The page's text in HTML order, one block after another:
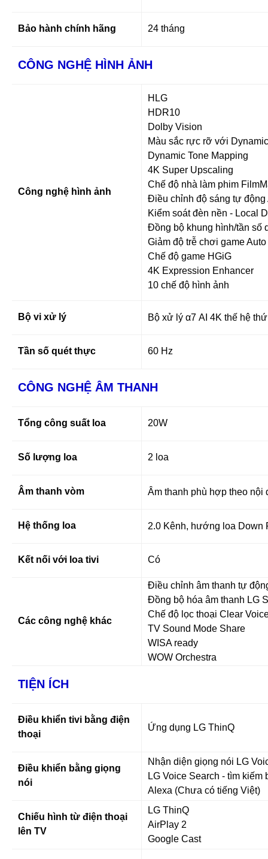
Bảo hành chính hãng 24 tháng
CÔNG NGHỆ HÌNH ẢNH
Công nghệ hình ảnh
HLG
HDR10
Dolby Vision
Màu sắc rực rỡ với
Dynamic Tone Mapping
4K Super Upscaling
Chế độ nhà làm phim
Điều chỉnh độ sáng tự động
Kiểm soát đèn nền - Local
Đồng bộ khung hình/tần số
Giảm độ trễ chơi game
Chế độ game HGiG
4K Expression Enhancer
10 chế độ hình ảnh
Bộ vi xử lý Bộ xử lý α7 AI 4K thế hệ
Tần số quét thực 60 Hz
CÔNG NGHỆ ÂM THANH
Tổng công suất loa 20W
Số lượng loa 2 loa
Âm thanh vòm Âm thanh phù hợp theo nội
Hệ thống loa 2.0 Kênh, hướng loa Down
Kết nối với loa tivi Có
Các công nghệ khác
Điều chỉnh âm thanh tự
Đồng bộ hóa âm thanh LG
Chế độ lọc thoại Clear
TV Sound Mode Share
WISA ready
WOW Orchestra
TIỆN ÍCH
Điều khiển tivi bằng điện
thoại
Ứng dụng LG ThinQ
Điều khiển bằng giọng
nói
Nhận diện giọng nói LG
LG Voice Search - tìm
Alexa (Chưa có tiếng Việt)
Chiếu hình từ điện thoại
lên TV
LG ThinQ
AirPlay 2
Google Cast